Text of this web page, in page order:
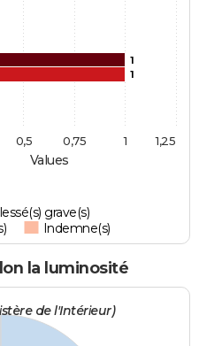
Values
1
1
grave(s)
Indemne(s)
1
0,5 0,75 1,25
la luminosité
de l'Intérieur)